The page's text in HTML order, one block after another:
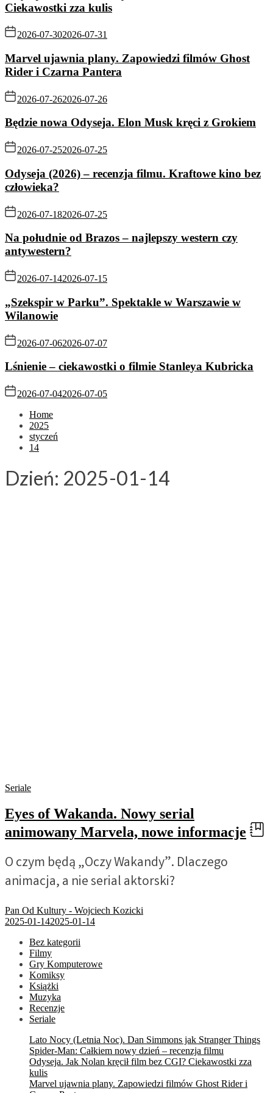
Ciekawostki zza kulis
2026-07-302026-07-31
Marvel ujawnia plany. Zapowiedzi filmów Ghost
Rider i Czarna Pantera
2026-07-262026-07-26
Będzie nowa Odyseja. Elon Musk kręci z Grokiem
2026-07-252026-07-25
Odyseja (2026) – recenzja filmu. Kraftowe kino bez
człowieka?
2026-07-182026-07-25
Na południe od Brazos – najlepszy western czy
antywestern?
2026-07-142026-07-15
„Szekspir w Parku”. Spektakle w Warszawie w
Wilanowie
2026-07-062026-07-07
Lśnienie – ciekawostki o filmie Stanleya Kubricka
2026-07-042026-07-05
Home
2025
styczeń
14
Dzień: 2025-01-14
Seriale
Eyes of Wakanda. Nowy serial
animowany Marvela, nowe informacje
O czym będą „Oczy Wakandy”. Dlaczego
animacja, a nie serial aktorski?
Pan Od Kultury - Wojciech Kozicki
2025-01-142025-01-14
Bez kategorii
Filmy
Gry Komputerowe
Komiksy
Książki
Muzyka
Recenzje
Seriale
Lato Nocy (Letnia Noc). Dan Simmons jak Stranger Things
Spider-Man: Całkiem nowy dzień – recenzja filmu
Odyseja. Jak Nolan kręcił film bez CGI? Ciekawostki zza
kulis
Marvel ujawnia plany. Zapowiedzi filmów Ghost Rider i